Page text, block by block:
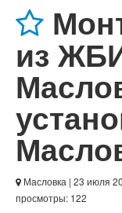
Услуги
Статьи
из
Масловка | 23 июля
просмотры: 122